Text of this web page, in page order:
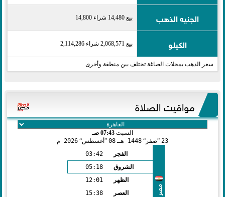
الجنيه الذهب بيع 14,480 شراء 14,800
الكيلو بيع 2,068,571 شراء 2,114,286
سعر الذهب بمحلات الصاغة تختلف بين منطقة وأخرى
مواقيت الصلاة
السبت 07:43 صـ
23
صفر 1448 هـ 08 أغسطس 2026 م
مصر
الفجر
03:42
الشروق
05:18
الظهر
12:01
العصر
15:38